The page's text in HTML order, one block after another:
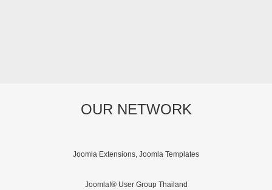
OUR NETWORK
Joomla Extensions, Joomla Templates
Joomla!® User Group Thailand